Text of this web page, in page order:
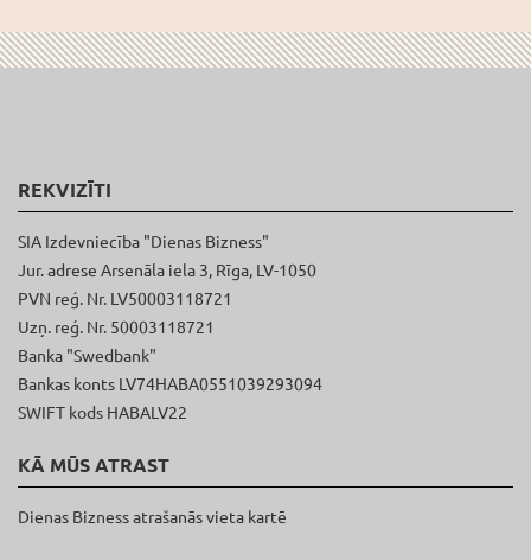
REKVIZĪTI
SIA Izdevniecība "Dienas Bizness"
Jur. adrese Arsenāla iela 3, Rīga, LV-1050
PVN reģ. Nr. LV50003118721
Uzņ. reģ. Nr. 50003118721
Banka "Swedbank"
Bankas konts LV74HABA0551039293094
SWIFT kods HABALV22
KĀ MŪS ATRAST
Dienas Bizness atrašanās vieta kartē